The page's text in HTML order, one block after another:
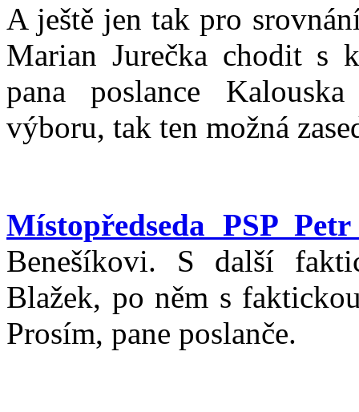
A ještě jen tak pro
Marian Jurečka chodit s
pana poslance
výboru, tak ten možná
Místopředseda PSP
Benešíkovi. S další
Blažek, po něm s
Prosím, pane poslanče.